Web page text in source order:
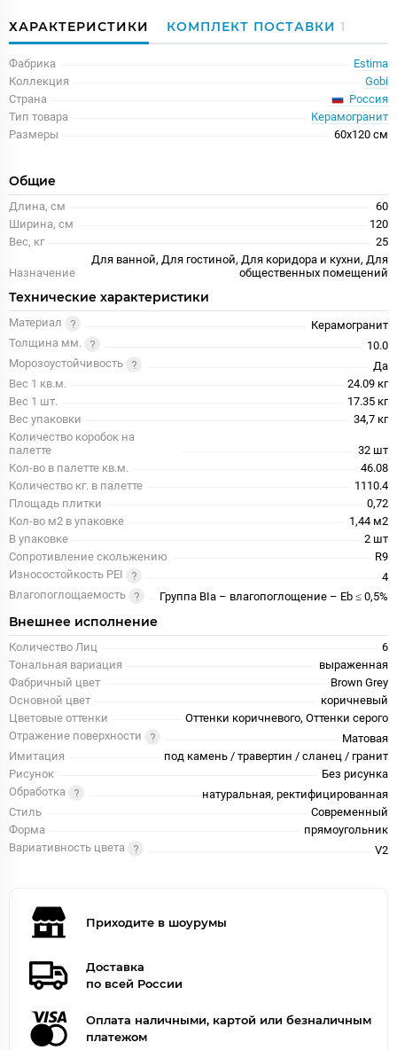
ХАРАКТЕРИСТИКИ КОМПЛЕКТ ПОСТАВКИ 1
Фабрика
Estima
Коллекция
Gobi
Страна
Россия
Тип товара
Керамогранит
Размеры
60x120 см
Общие
Длина, см
60
Ширина, см
120
Вес, кг
25
Назначение
Для ванной, Для гостиной, Для коридора и кухни, Для
общественных помещений
Технические характеристики
Материал
Керамогранит
Толщина мм.
10.0
Морозоустойчивость
Да
Вес 1 кв.м.
24.09 кг
Вес 1 шт.
17.35 кг
Вес упаковки
34,7 кг
Количество коробок на
палетте
32 шт
Кол-во в палетте кв.м.
46.08
Количество кг. в палетте
1110.4
Площадь плитки
0,72
Кол-во м2 в упаковке
1,44 м2
В упаковке
2 шт
Сопротивление скольжению
R9
Износостойкость PEI
4
Влагопоглощаемость
Группа BIa – влагопоглощение – Eb ≤ 0,5%
Внешнее исполнение
Количество Лиц
6
Тональная вариация
выраженная
Фабричный цвет
Brown Grey
Основной цвет
коричневый
Цветовые оттенки
Оттенки коричневого, Оттенки серого
Отражение поверхности
Матовая
Имитация
под камень / травертин / сланец / гранит
Рисунок
Без рисунка
Обработка
натуральная, ректифицированная
Стиль
Современный
Форма
прямоугольник
Вариативность цвета
V2
Приходите в шоурумы
Доставка
по всей России
Оплата наличными, картой или безналичным
платежом